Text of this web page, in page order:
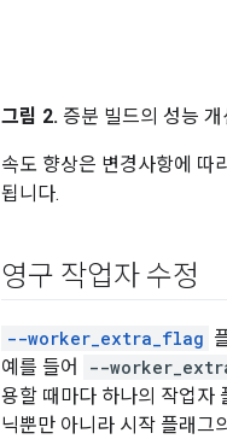
그림 2. 증분 빌드의 성능
속도 향상은 변경사항에 따
됩니다.
영구 작업자 수정
--worker_extra_flag
예를 들어
--
용할 때마다 하나의 작업자
닉뿐만 아니라 시작 플래그